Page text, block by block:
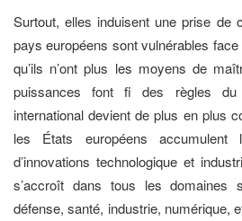
Surtout, elles induisent une prise de
pays européens sont vulnérables
qu’ils n’ont plus les moyens de
puissances font fi des règles du
international devient de plus en plus
les États européens
d’innovations technologique et
s’accroît dans tous les domaines
défense, santé, industrie, numérique,